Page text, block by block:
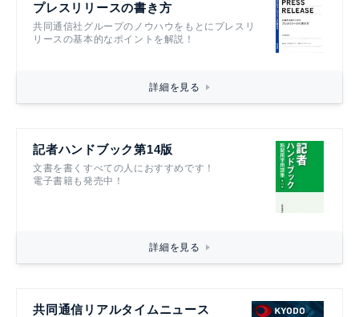
プレスリリースの書き方
共同通信社グループのノウハウをもとにプレスリ
リースの基本的なポイントを解説！
詳細を見る
記者ハンドブック第14版
文書を書くすべての人におすすめです！
電子書籍も発売中！
詳細を見る
共同通信リアルタイムニュース